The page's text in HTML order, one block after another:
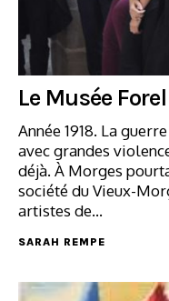
Le Musée
Année 1918. La
avec grandes
déjà. À Morges
société du Vieux-
artistes de…
SARAH REMPE